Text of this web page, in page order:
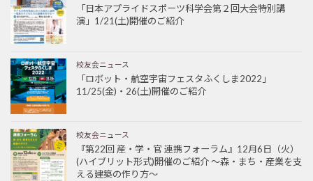
「日本アプライドスポーツ科学会第２回大会特別講
演」1/21(土)開催のご紹介
校友会ニュース
「ロボット・航空宇宙フェスタふくしま2022」
11/25(金)・26(土)開催のご紹介
校友会ニュース
『第22回 産・学・官 連携フォーラム』12月6日（火）
(ハイブリット形式)開催のご紹介 ～森・まち・産業を支
える建築の作り方～